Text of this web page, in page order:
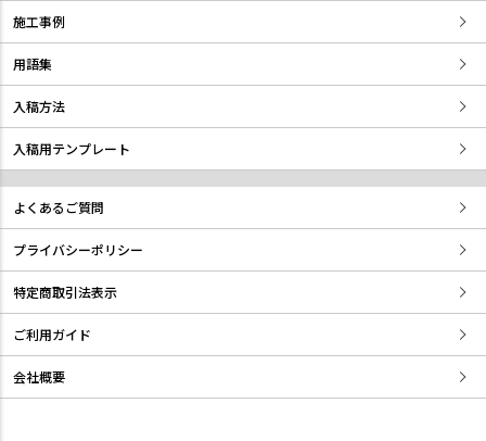
施工事例
用語集
入稿方法
入稿用テンプレート
よくあるご質問
プライバシーポリシー
特定商取引法表示
ご利用ガイド
会社概要